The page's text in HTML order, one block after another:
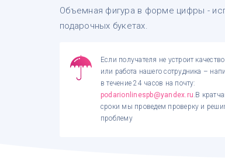
Объемная фигура в форме цифры -
подарочных букетах.
Если получателя не устроит
или работа нашего сотрудника –
в течение 24 часов на почту:
podarionlinespb@yandex.ru.В
сроки мы проведем проверку и
проблему